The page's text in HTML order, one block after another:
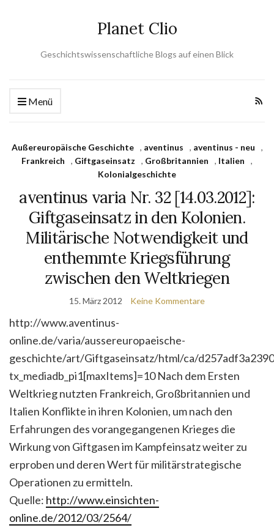
Planet Clio
Geschichtswissenschaftliche Blogs auf einen Blick
Menü
Außereuropäische Geschichte , aventinus , aventinus - neu
,
Frankreich
, Giftgaseinsatz , Großbritannien , Italien
,
Kolonialgeschichte
aventinus varia Nr. 32 [14.03.2012]:
Giftgaseinsatz in den Kolonien.
Militärische Notwendigkeit und
enthemmte Kriegsführung
zwischen den Weltkriegen
15. März 2012 Keine Kommentare
http://www.aventinus-
online.de/varia/aussereuropaeische-
geschichte/art/Giftgaseinsatz/html/ca/
tx_mediadb_pi1[maxItems]=10 Nach dem Ersten
Weltkrieg nutzten Frankreich, Großbritannien und
Italien Konflikte in ihren Kolonien, um nach den
Erfahrungen des vorangegangenen Krieges die
Wirkung von Giftgasen im Kampfeinsatz weiter zu
erproben und deren Wert für militärstrategische
Operationen zu ermitteln.
Quelle: http://www.einsichten-
online.de/2012/03/2564/